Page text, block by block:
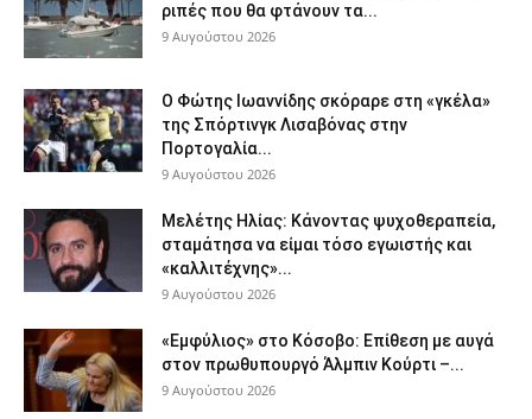
ριπές που θα φτάνουν τα...
9 Αυγούστου 2026
Ο Φώτης Ιωαννίδης σκόραρε στη «γκέλα»
της Σπόρτινγκ Λισαβόνας στην
Πορτογαλία...
9 Αυγούστου 2026
Μελέτης Ηλίας: Κάνοντας ψυχοθεραπεία,
σταμάτησα να είμαι τόσο εγωιστής και
«καλλιτέχνης»...
9 Αυγούστου 2026
«Εμφύλιος» στο Κόσοβο: Επίθεση με αυγά
στον πρωθυπουργό Άλμπιν Κούρτι –...
9 Αυγούστου 2026